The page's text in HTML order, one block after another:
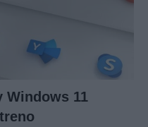
Windows 11